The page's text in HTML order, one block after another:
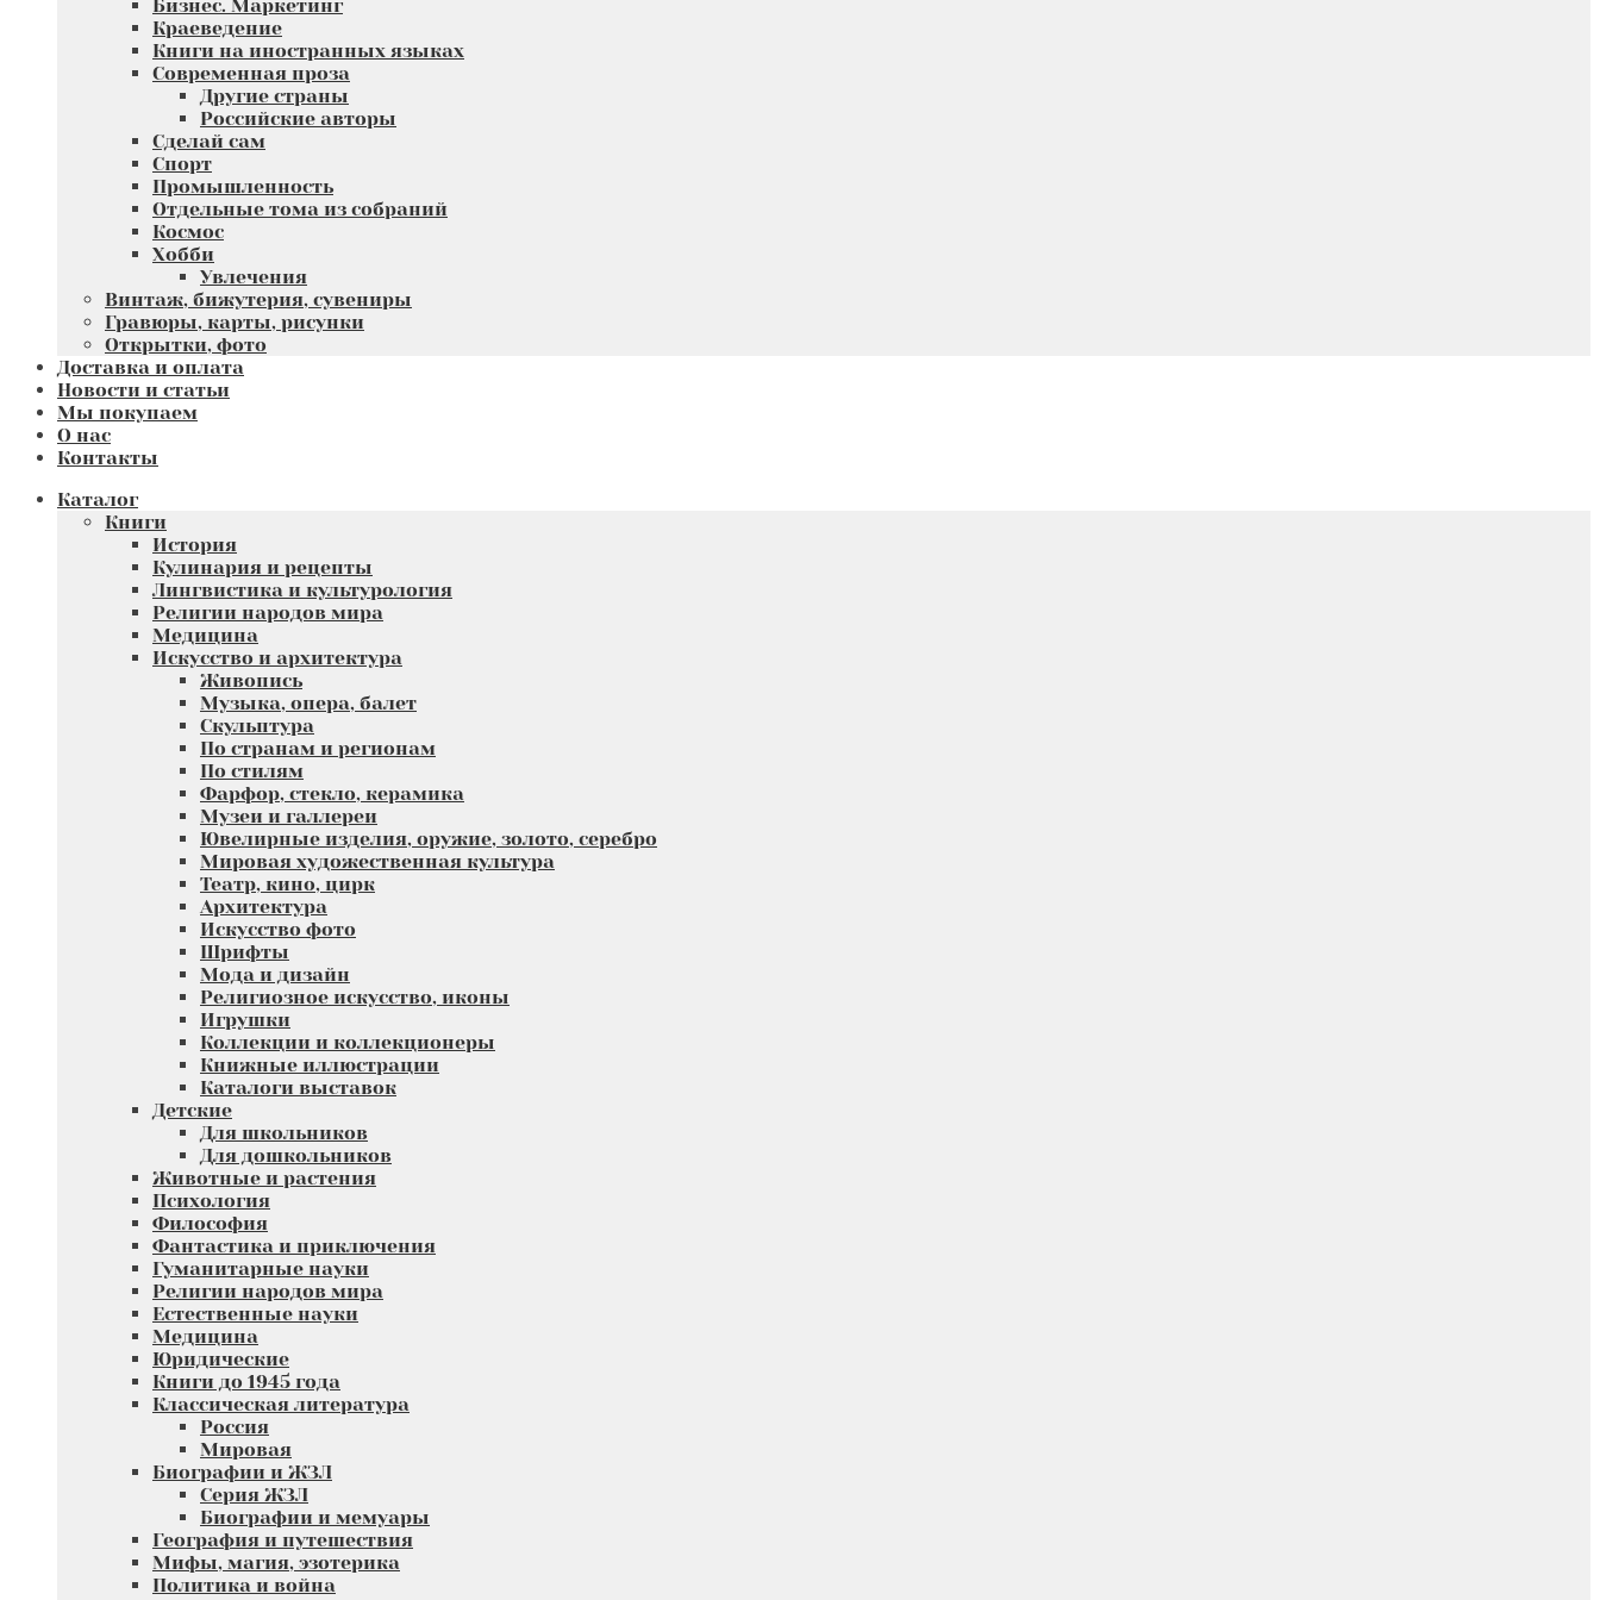
Бизнес. Маркетинг
Краеведение
Книги на иностранных языках
Современная проза
Другие страны
Российские авторы
Сделай сам
Спорт
Промышленность
Отдельные тома из собраний
Космос
Хобби
Увлечения
Винтаж, бижутерия, сувениры
Гравюры, карты, рисунки
Открытки, фото
Доставка и оплата
Новости и статьи
Мы покупаем
О нас
Контакты
Каталог
Книги
История
Кулинария и рецепты
Лингвистика и культурология
Религии народов мира
Медицина
Искусство и архитектура
Живопись
Музыка, опера, балет
Скульптура
По странам и регионам
По стилям
Фарфор, стекло, керамика
Музеи и галлереи
Ювелирные изделия, оружие, золото, серебро
Мировая художественная культура
Театр, кино, цирк
Архитектура
Искусство фото
Шрифты
Мода и дизайн
Религиозное искусство, иконы
Игрушки
Коллекции и коллекционеры
Книжные иллюстрации
Каталоги выставок
Детские
Для школьников
Для дошкольников
Животные и растения
Психология
Философия
Фантастика и приключения
Гуманитарные науки
Религии народов мира
Естественные науки
Медицина
Юридические
Книги до 1945 года
Классическая литература
Россия
Мировая
Биографии и ЖЗЛ
Серия ЖЗЛ
Биографии и мемуары
География и путешествия
Мифы, магия, эзотерика
Политика и война